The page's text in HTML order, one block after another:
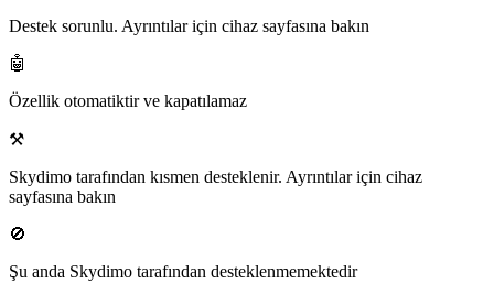
Destek sorunlu. Ayrıntılar için cihaz sayfasına bakın
🤖
Özellik otomatiktir ve kapatılamaz
⚒️
Skydimo tarafından kısmen desteklenir. Ayrıntılar için cihaz
sayfasına bakın
🚫
Şu anda Skydimo tarafından desteklenmemektedir